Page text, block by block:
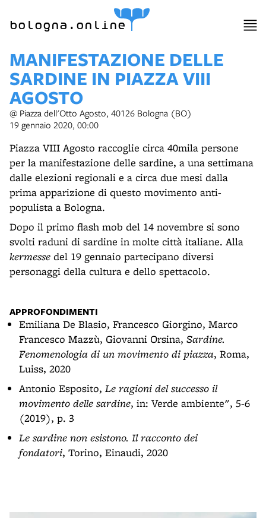
bologna.online
MANIFESTAZIONE DELLE
SARDINE IN PIAZZA VIII
AGOSTO
@ Piazza dell'Otto Agosto, 40126 Bologna (BO)
19 gennaio 2020, 00:00
Piazza VIII Agosto raccoglie circa 40mila persone
per la manifestazione delle sardine, a una settimana
dalle elezioni regionali e a circa due mesi dalla
prima apparizione di questo movimento anti-
populista a Bologna.
Dopo il primo flash mob del 14 novembre si sono
svolti raduni di sardine in molte città italiane. Alla
kermesse del 19 gennaio partecipano diversi
personaggi della cultura e dello spettacolo.
APPROFONDIMENTI
Emiliana De Blasio, Francesco Giorgino, Marco
Francesco Mazzù, Giovanni Orsina, Sardine.
Fenomenologia di un movimento di piazza, Roma,
Luiss, 2020
Antonio Esposito, Le ragioni del successo il
movimento delle sardine, in: Verde ambiente", 5-6
(2019), p. 3
Le sardine non esistono. Il racconto dei
fondatori, Torino, Einaudi, 2020